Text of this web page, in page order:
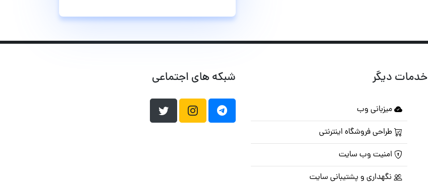
خدمات دیگر
میزبانی وب
طراحی فروشگاه اینترنتی
امنیت وب سایت
نگهداری و پشتیبانی سایت
شبکه های اجتماعی